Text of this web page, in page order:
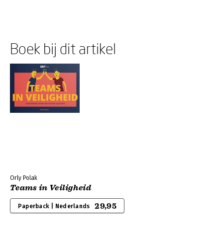
Boek bij dit artikel
Orly Polak
Teams in Veiligheid
Paperback | Nederlands 29,95